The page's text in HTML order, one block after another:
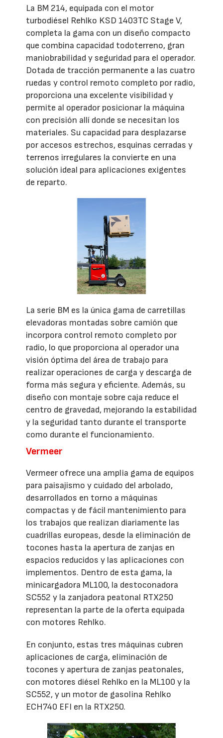
La BM 214, equipada con el motor
turbodiésel Rehlko KSD 1403TC Stage V,
completa la gama con un diseño compacto
que combina capacidad todoterreno, gran
maniobrabilidad y seguridad para el operador.
Dotada de tracción permanente a las cuatro
ruedas y control remoto completo por radio,
proporciona una excelente visibilidad y
permite al operador posicionar la máquina
con precisión allí donde se necesitan los
materiales. Su capacidad para desplazarse
por accesos estrechos, esquinas cerradas y
terrenos irregulares la convierte en una
solución ideal para aplicaciones exigentes
de reparto.
La serie BM es la única gama de carretillas
elevadoras montadas sobre camión que
incorpora control remoto completo por
radio, lo que proporciona al operador una
visión óptima del área de trabajo para
realizar operaciones de carga y descarga de
forma más segura y eficiente. Además, su
diseño con montaje sobre caja reduce el
centro de gravedad, mejorando la estabilidad
y la seguridad tanto durante el transporte
como durante el funcionamiento.
Vermeer
Vermeer ofrece una amplia gama de equipos
para paisajismo y cuidado del arbolado,
desarrollados en torno a máquinas
compactas y de fácil mantenimiento para
los trabajos que realizan diariamente las
cuadrillas europeas, desde la eliminación de
tocones hasta la apertura de zanjas en
espacios reducidos y las aplicaciones con
implementos. Dentro de esta gama, la
minicargadora ML100, la destoconadora
SC552 y la zanjadora peatonal RTX250
representan la parte de la oferta equipada
con motores Rehlko.
En conjunto, estas tres máquinas cubren
aplicaciones de carga, eliminación de
tocones y apertura de zanjas peatonales,
con motores diésel Rehlko en la ML100 y la
SC552, y un motor de gasolina Rehlko
ECH740 EFI en la RTX250.